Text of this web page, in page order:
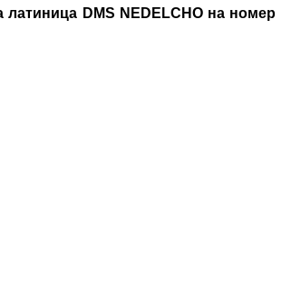
DMS NEDELCHO на номер